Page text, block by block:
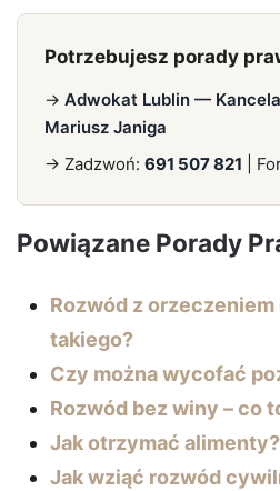
Potrzebujesz porady
→ Adwokat Lublin —
Mariusz Janiga
→ Zadzwoń: 691 507 821
Powiązane Porady
Rozwód z orzeczeniem
takiego?
Czy można wycofać
Rozwód bez winy – co
Jak otrzymać alimenty?
Jak wziąć rozwód